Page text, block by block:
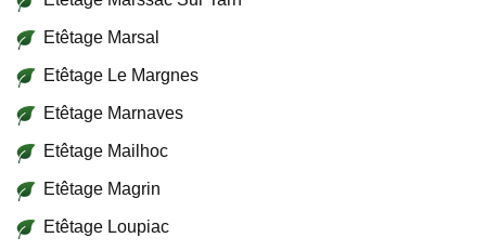
Etêtage Marsal
Etêtage Le Margnes
Etêtage Marnaves
Etêtage Mailhoc
Etêtage Magrin
Etêtage Loupiac